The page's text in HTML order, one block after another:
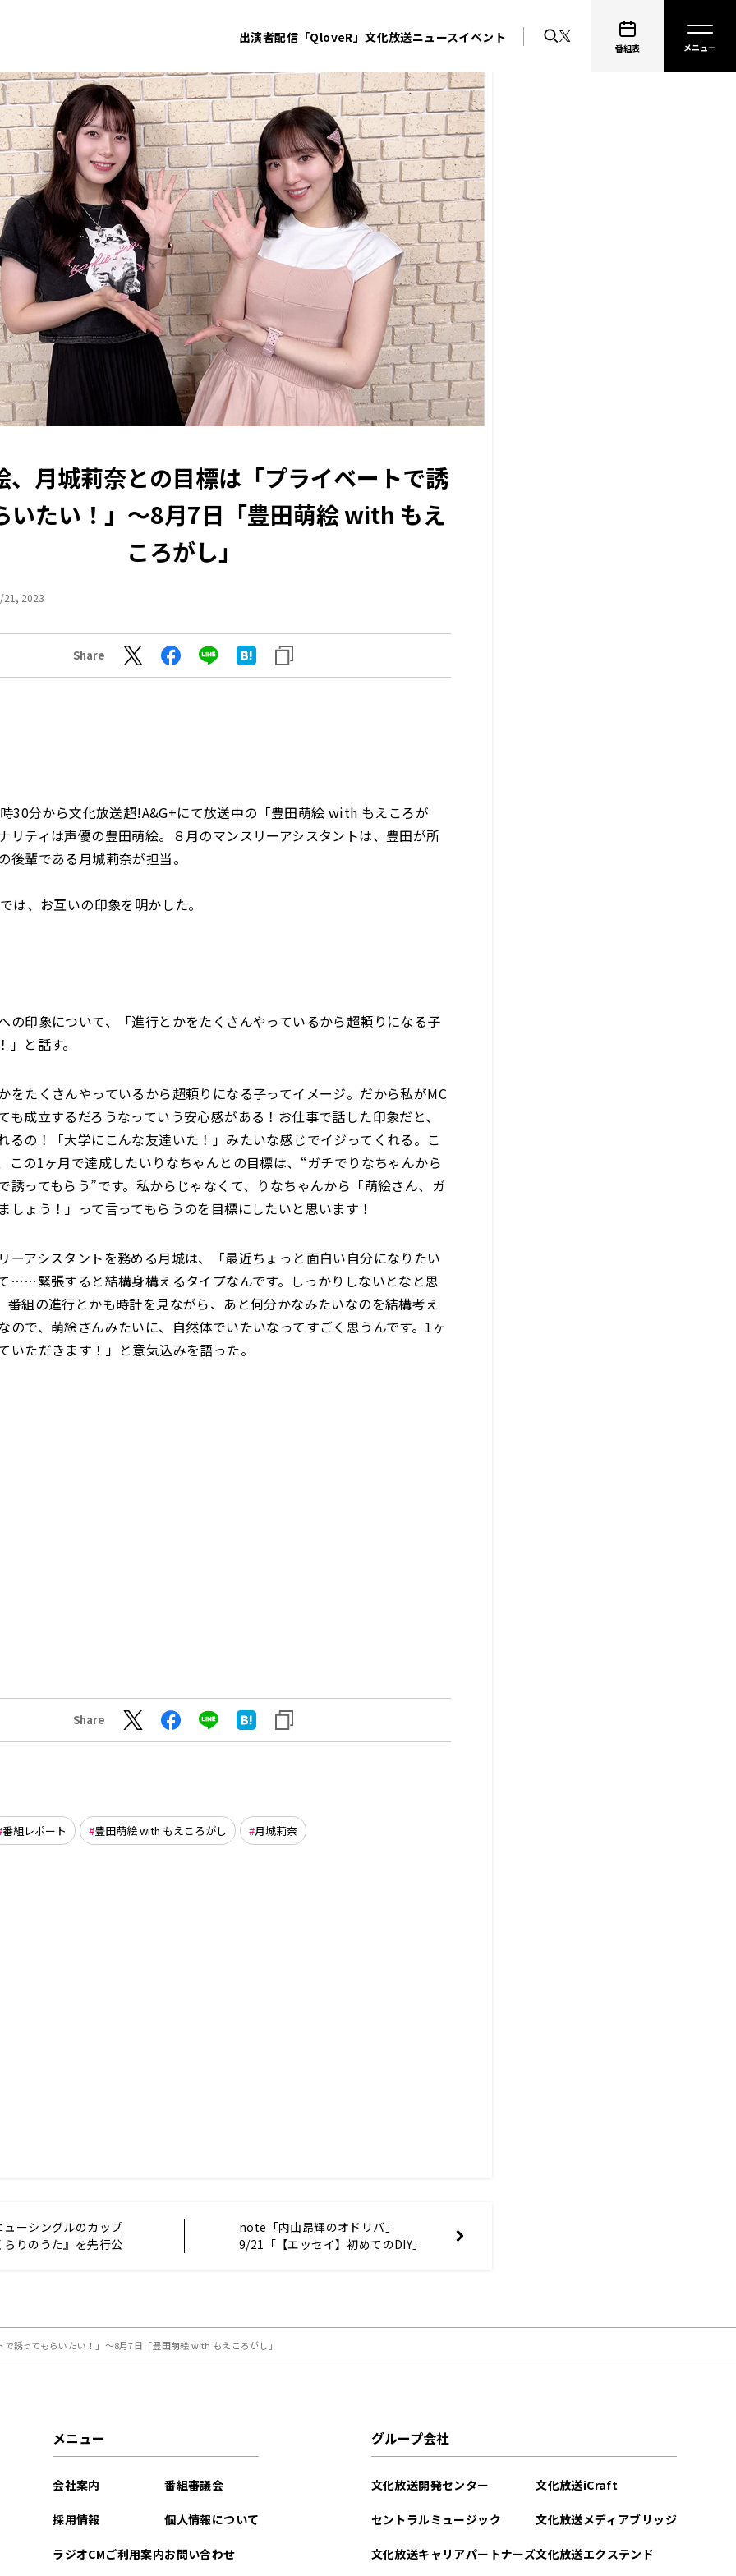
出演者配信「QloveR」文化放送ニュースイベント
番組表
、月城莉奈との目標は「プライベートで誘
いたい！」～8月7日「豊田萌絵 with もえ
ころがし」
21, 2023
Share
30分から文化放送超!A&G+にて放送中の「豊田萌絵 with もえころが
リティは声優の豊田萌絵。８月のマンスリーアシスタントは、豊田が所
後輩である月城莉奈が担当。
は、お互いの印象を明かした。
の印象について、「進行とかをたくさんやっているから超頼りになる子
」と話す。
たくさんやっているから超頼りになる子ってイメージ。だから私がMC
も成立するだろうなっていう安心感がある！お仕事で話した印象だと、
るの！「大学にこんな友達いた！」みたいな感じでイジってくれる。こ
この1ヶ月で達成したいりなちゃんとの目標は、“ガチでりなちゃんから
誘ってもらう”です。私からじゃなくて、りなちゃんから「萌絵さん、ガ
しょう！」って言ってもらうのを目標にしたいと思います！
ーアシスタントを務める月城は、「最近ちょっと面白い自分になりたい
……緊張すると結構身構えるタイプなんです。しっかりしないとなと思
番組の進行とかも時計を見ながら、あと何分かなみたいなのを結構考え
ので、萌絵さんみたいに、自然体でいたいなってすごく思うんです。1ヶ
いただきます！」と意気込みを語った。
Share
番組レポート 豊田萌絵 with もえころがし 月城莉奈
ューシングルのカップ
らりのうた』を先行公
note「内山昂輝のオドリバ」
9/21「【エッセイ】初めてのDIY」
誘ってもらいたい！」～8月7日「豊田萌絵 with もえころがし」
メニュー
会社案内
採用情報
ラジオCMご利用案内
番組審議会
個人情報について
お問い合わせ
グループ会社
文化放送開発センター
セントラルミュージック
文化放送キャリアパートナーズ
文化放送iCraft
文化放送メディアブリッジ
文化放送エクステンド